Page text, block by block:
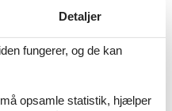
og Gudhjem er et virkelig
man opleve stedets
er Bornholms
værker er lavet af lokale
af andre danske
Detaljer
fungerer, og de kan
opsamle statistik, hjælper